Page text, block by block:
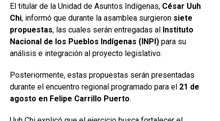
El titular de la Unidad de Asuntos Indígenas, César Uuh
Chi, informó que durante la asamblea surgieron siete
propuestas, las cuales serán entregadas al
Instituto
Nacional de los Pueblos Indígenas (INPI) para su
análisis e integración al proyecto legislativo.
Posteriormente, estas propuestas serán presentadas
durante el encuentro regional programado para el 21 de
agosto en Felipe Carrillo Puerto.